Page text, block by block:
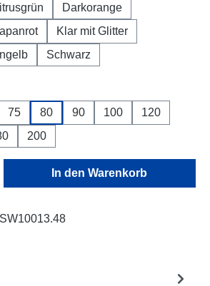
Darkorange
Klar mit Glitter
Schwarz
75 80 90 100
120
200
Gib den gewünschten
In den Warenkorb
SW10013.48